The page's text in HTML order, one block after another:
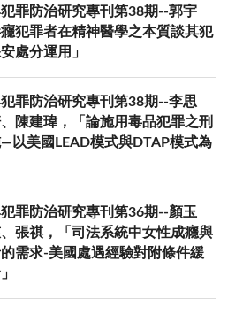
罪防治研究專刊第38期--郭宇
犯罪者在精神醫學之本質談其犯
處分運用」
罪防治研究專刊第38期--李思
陳建瑋，「論施用毒品犯罪之刑
以美國LEAD模式與DTAP模式為
罪防治研究專刊第36期--顏玉
張祺，「司法系統中女性成癮與
需求-美國處遇經驗對附條件緩